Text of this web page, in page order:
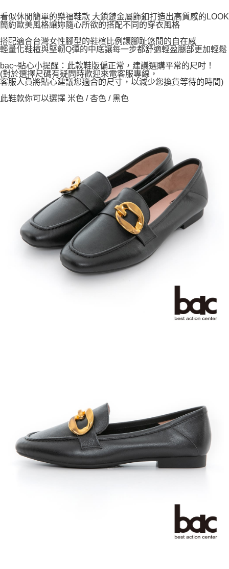
看似休閒簡單的樂福鞋款 大鎖鏈金屬飾釦打造出高質感的LOOK
簡約歐美風格讓妳隨心所欲的搭配不同的穿衣風格
搭配適合台灣女性腳型的鞋楦比例讓腳趾悠閒的自在感
輕量化鞋楦與堅韌Q彈的中底讓每一步都舒適輕盈腿部更加輕鬆
bac~貼心小提醒：此款鞋版偏正常，建議選購平常的尺吋！
(對於選擇尺碼有疑問時歡迎來電客服專線，
客服人員將貼心建議您適合的尺寸，以減少您換貨等待的時間)
此鞋款你可以選擇 米色 / 杏色 / 黑色